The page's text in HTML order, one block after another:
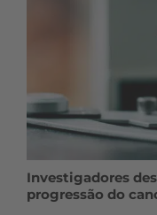
Investigadores
progressão do